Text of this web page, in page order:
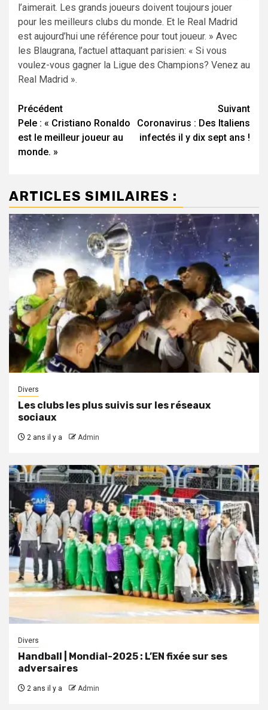
l’aimerait. Les grands joueurs doivent toujours jouer
pour les meilleurs clubs du monde. Et le Real Madrid
est aujourd’hui une référence pour tout joueur. » Avec
les Blaugrana, l’actuel attaquant parisien: « Si vous
voulez-vous gagner la Ligue des Champions? Venez au
Real Madrid ».
Navigation
d’article
Précédent
Pele : « Cristiano Ronaldo
est le meilleur joueur au
monde. »
Suivant
Coronavirus : Des Italiens
infectés il y dix sept ans !
ARTICLES SIMILAIRES :
Divers
Les clubs les plus suivis sur les réseaux
sociaux
2 ans il y a Admin
Divers
Handball | Mondial-2025 : L’EN fixée sur ses
adversaires
2 ans il y a Admin